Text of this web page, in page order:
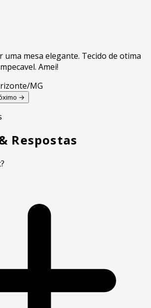
mesa elegante. Tecido de otima
Amei!
MG
→
Respostas